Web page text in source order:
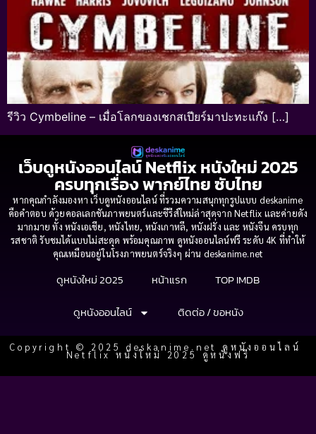
รีวิว Cymbeline – เมื่อโลกของเชกสเปียร์มาปะทะแก๊ง […]
เว็บดูหนังออนไลน์ Netflix หนังใหม่ 2025
ครบทุกเรื่อง พากย์ไทย ซับไทย
หากคุณกำลังมองหา เว็บดูหนังออนไลน์ ที่รวมความสนุกทุกรูปแบบ deskanime
คือคำตอบ ด้วยคอลเลกชันภาพยนตร์และซีรีส์ใหม่ล่าสุดจาก Netflix และค่ายดัง
มากมาย ทั้ง หนังเอเชีย, หนังไทย, หนังเกาหลี, หนังฝรั่ง และ หนังจีน ครบทุก
รสชาติ รับชมได้แบบไม่สะดุด พร้อมคุณภาพ ดูหนังออนไลน์ฟรี ระดับ 4K ที่ทำให้
คุณเหมือนอยู่ในโรงภาพยนตร์จริงๆ ผ่าน deskanime.net
ดูหนังใหม่ 2025 หน้าแรก
TOP IMDB
ดูหนังออนไลน์
ติดต่อ / ขอหนัง
Copyright © 2025 deskanime.net ดูหนังออนไลน์
Netflix หนังใหม่ 2025 ดูหนังฟรี